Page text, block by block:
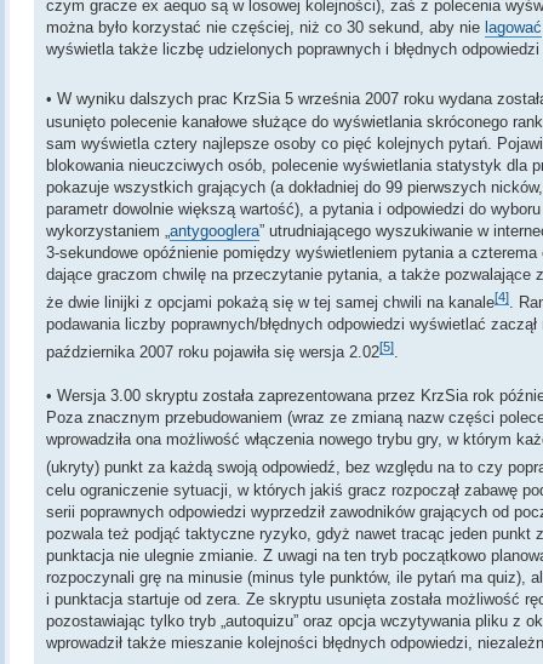
czym gracze ex aequo są w losowej kolejności), zaś z polecenia
można było korzystać nie częściej, niż co 30 sekund, aby nie lagować
wyświetla także liczbę udzielonych poprawnych i błędnych
• W wyniku dalszych prac KrzSia 5 września 2007 roku wydana
usunięto polecenie kanałowe służące do wyświetlania skróconego
sam wyświetla cztery najlepsze osoby co pięć kolejnych pytań.
blokowania nieuczciwych osób, polecenie wyświetlania statystyk dla
pokazuje wszystkich grających (a dokładniej do 99 pierwszych
parametr dowolnie większą wartość), a pytania i odpowiedzi do
wykorzystaniem „antygooglera” utrudniającego wyszukiwanie w
3-sekundowe opóźnienie pomiędzy wyświetleniem pytania a
dające graczom chwilę na przeczytanie pytania, a także pozwalające
że dwie linijki z opcjami pokażą się w tej samej chwili na kanale[4].
podawania liczby poprawnych/błędnych odpowiedzi wyświetlać
października 2007 roku pojawiła się wersja 2.02[5].
• Wersja 3.00 skryptu została zaprezentowana przez KrzSia rok
Poza znacznym przebudowaniem (wraz ze zmianą nazw części
wprowadziła ona możliwość włączenia nowego trybu gry, w którym
(ukryty) punkt za każdą swoją odpowiedź, bez względu na to czy
celu ograniczenie sytuacji, w których jakiś gracz rozpoczął zabawę
serii poprawnych odpowiedzi wyprzedził zawodników grających od
pozwala też podjąć taktyczne ryzyko, gdyż nawet tracąc jeden punkt
punktacja nie ulegnie zmianie. Z uwagi na ten tryb początkowo
rozpoczynali grę na minusie (minus tyle punktów, ile pytań ma quiz),
i punktacja startuje od zera. Ze skryptu usunięta została możliwość
pozostawiając tylko tryb „autoquizu” oraz opcja wczytywania pliku z
wprowadził także mieszanie kolejności błędnych odpowiedzi,